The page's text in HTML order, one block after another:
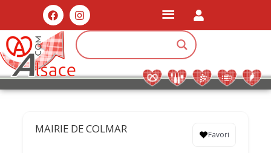
MAIRIE DE COLMAR Favori